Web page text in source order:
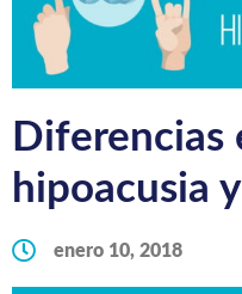
Diferencias
hipoacusia
enero 10, 2018